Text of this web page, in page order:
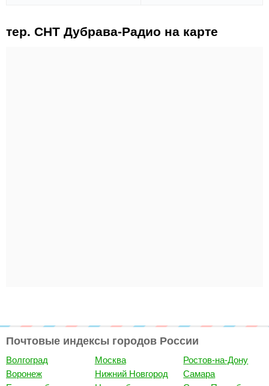
тер. СНТ Дубрава-Радио на карте
Почтовые индексы городов России
Волгоград
Воронеж
Москва
Нижний Новгород
Ростов-на-Дону
Самара